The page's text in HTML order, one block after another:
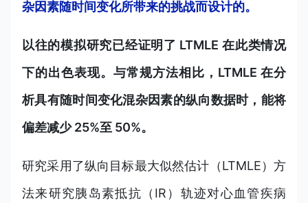
杂因素随时间变化所带来的挑战而设计的。
以往的模拟研究已经证明了 LTMLE 在此类情况
下的出色表现。与常规方法相比，LTMLE 在分
析具有随时间变化混杂因素的纵向数据时，能将
偏差减少 25%至 50%。
研究采用了纵向目标最大似然估计（LTMLE）方
法来研究胰岛素抵抗（IR）轨迹对心血管疾病